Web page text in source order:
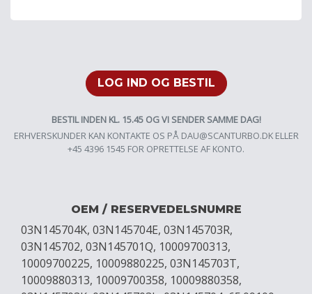
LOG IND OG BESTIL
BESTIL INDEN KL. 15.45 OG VI SENDER SAMME DAG!
ERHVERSKUNDER KAN KONTAKTE OS PÅ DAU@SCANTURBO.DKELLER
+45 4396 1545 FOR OPRETTELSE AF KONTO.
OEM / RESERVEDELSNUMRE
03N145704K, 03N145704E, 03N145703R,
03N145702, 03N145701Q, 10009700313,
10009700225, 10009880225, 03N145703T,
10009880313, 10009700358, 10009880358,